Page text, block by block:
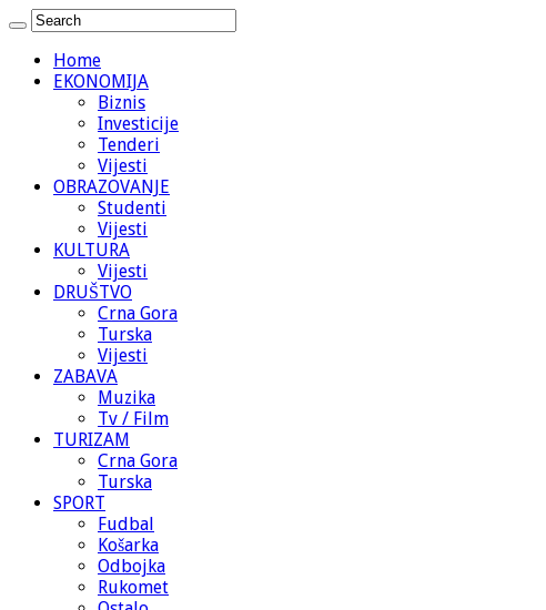
Home
EKONOMIJA
Biznis
Investicije
Tenderi
Vijesti
OBRAZOVANJE
Studenti
Vijesti
KULTURA
Vijesti
DRUŠTVO
Crna Gora
Turska
Vijesti
ZABAVA
Muzika
Tv / Film
TURIZAM
Crna Gora
Turska
SPORT
Fudbal
Košarka
Odbojka
Rukomet